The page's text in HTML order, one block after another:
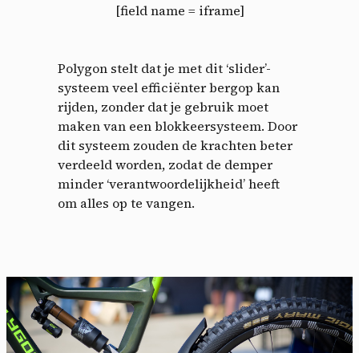
[field name = iframe]
Polygon stelt dat je met dit ‘slider’-
systeem veel efficiënter bergop kan
rijden, zonder dat je gebruik moet
maken van een blokkeersysteem. Door
dit systeem zouden de krachten beter
verdeeld worden, zodat de demper
minder ‘verantwoordelijkheid’ heeft
om alles op te vangen.